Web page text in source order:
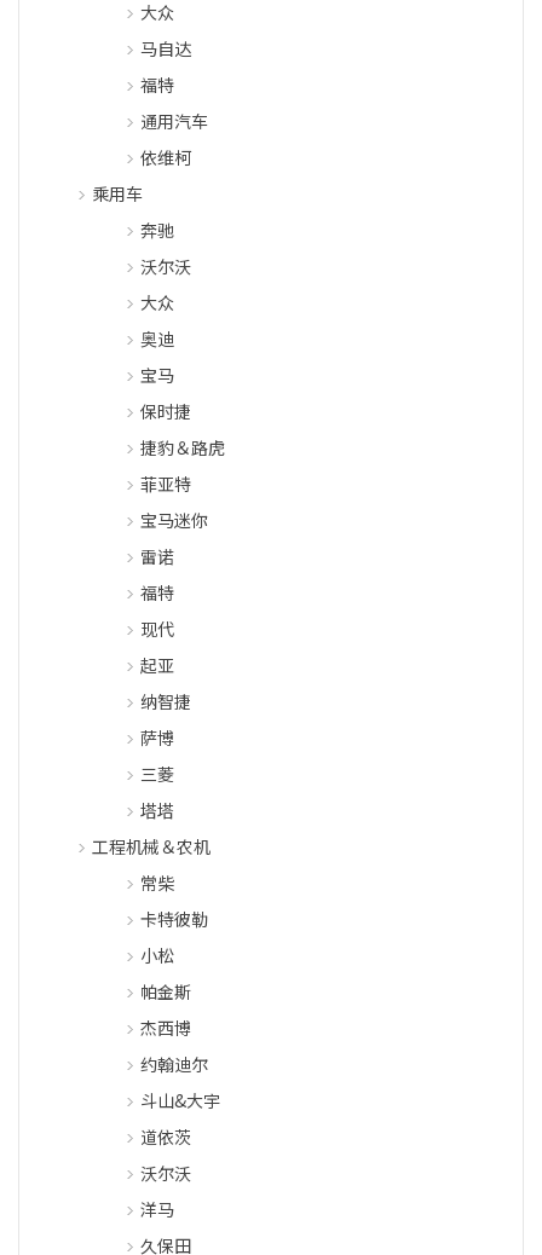
大众
马自达
福特
通用汽车
依维柯
乘用车
奔驰
沃尔沃
大众
奥迪
宝马
保时捷
捷豹＆路虎
菲亚特
宝马迷你
雷诺
福特
现代
起亚
纳智捷
萨博
三菱
塔塔
工程机械＆农机
常柴
卡特彼勒
小松
帕金斯
杰西博
约翰迪尔
斗山&大宇
道依茨
沃尔沃
洋马
久保田